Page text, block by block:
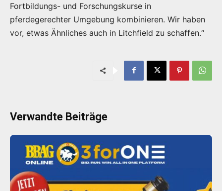
Fortbildungs- und Forschungskurse in
pferdegerechter Umgebung kombinieren. Wir haben
vor, etwas Ähnliches auch in Litchfield zu schaffen.“
Verwandte Beiträge